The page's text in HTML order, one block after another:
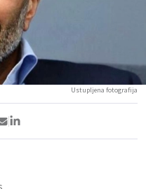
Ustupljena fotografija